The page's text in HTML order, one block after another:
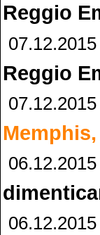
Reggio
Reggio